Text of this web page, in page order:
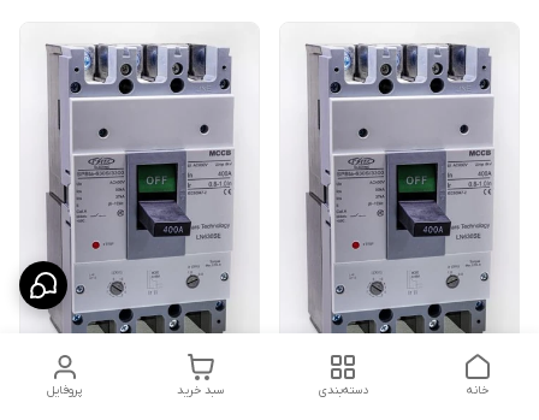
کلید کامپکت فیکس آمپر160
کلید کامپکت فیکس آمپر۱۲۵ آمپر
پروفایل سبد خرید دسته‌بندی خانه